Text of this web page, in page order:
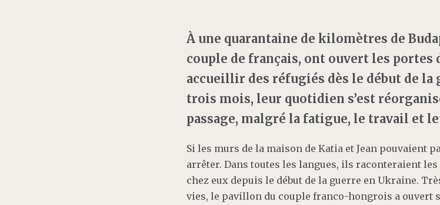
À une quarantaine de kilomètres de
couple de français, ont ouvert les
accueillir des réfugiés dès le début de la
trois mois, leur quotidien s’est
passage, malgré la fatigue, le travail et
Si les murs de la maison de Katia et Jean pouvaient
arrêter. Dans toutes les langues, ils raconteraient
chez eux depuis le début de la guerre en Ukraine.
vies, le pavillon du couple franco-hongrois a ouvert